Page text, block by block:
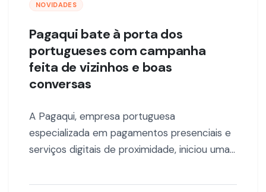
NOVIDADES
Pagaqui bate à porta dos
portugueses com campanha
feita de vizinhos e boas
conversas
A Pagaqui, empresa portuguesa
especializada em pagamentos presenciais e
serviços digitais de proximidade, iniciou uma…